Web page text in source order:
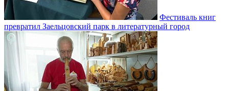
Фестиваль книг
превратил Заельцовский парк в литературный город